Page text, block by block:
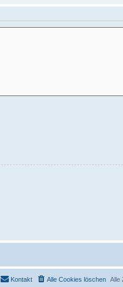
Alle
Alle Cookies löschen
Kontakt